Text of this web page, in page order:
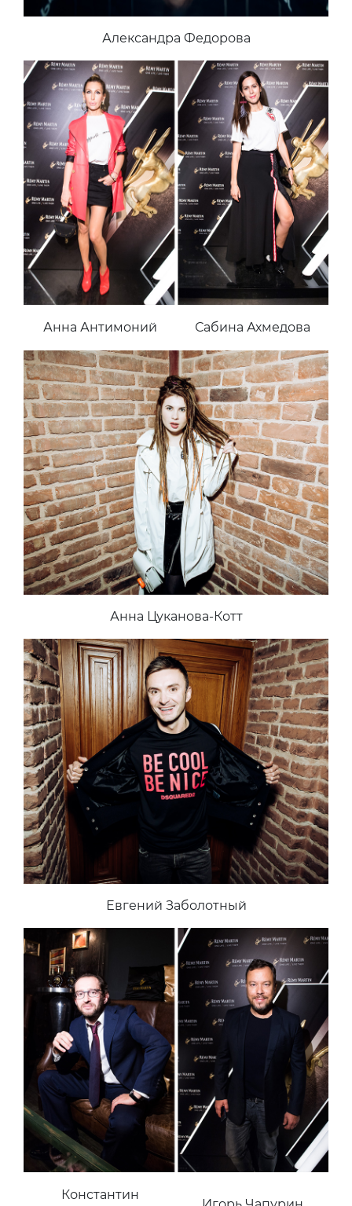
Александра Федорова
Анна Антимоний Сабина Ахмедова
Анна Цуканова-Котт
Евгений Заболотный
Константин